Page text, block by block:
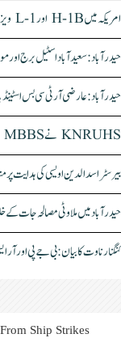
امریکہ میں H-1B اور L-1 ویزا ہولڈرز کے لیے بڑی راحت، اب ملک چھوڑے بغیر ویزا تجدید ممکن
حیدرآباد: سعیدآباد اسٹیل برج اور
حیدرآباد: عارضی آر ٹی سی بس
KNRUHS نے MBBS اور BDS داخلوں کا نوٹیفکیشن جاری کر دیا
بیرسٹر اسدالدین اویسی کی ہدایت پر
حیدرآباد میں ملاوٹی مصالحہ جات کے خلاف بڑا کریک
کنگنا رناوت کا بیان: بی جے پی اور
Ship Strikes